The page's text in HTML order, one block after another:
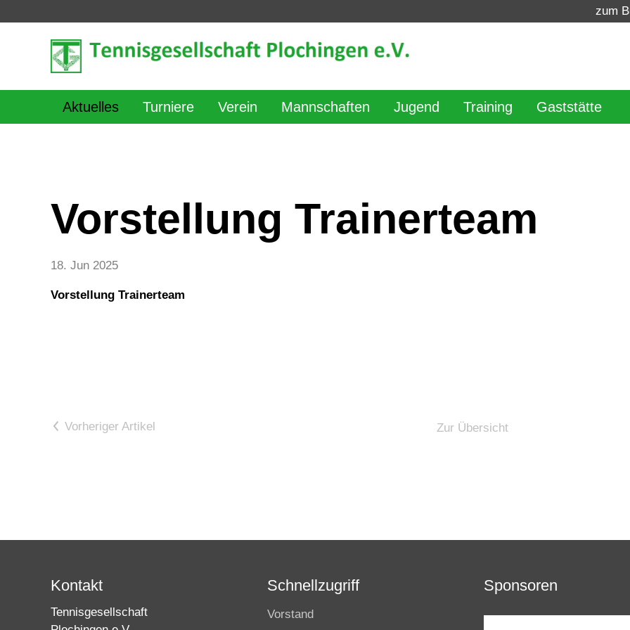
zum
Aktuelles Turniere Verein Mannschaften Jugend Training Gaststätte
Vorstellung Trainerteam
18. Jun 2025
Vorstellung Trainerteam
Vorheriger Artikel Zur Übersicht
Kontakt
Tennisgesellschaft
Schnellzugriff
Vorstand
Sponsoren